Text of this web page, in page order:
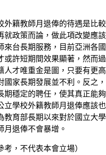
外籍教師月退俸的待遇是比
就政策而論，做此項改變應
來台長期服務，目前亞洲各
或許短期間效果顯著，然而
人才唯重金是圖，只要有更
國家長期發展並不利。反之
期穩定的聘任，使其真正能
立學校外籍教師月退俸應該
教育部長期以來對於國立大
月退俸不會暴增。
考，不代表本會立場）